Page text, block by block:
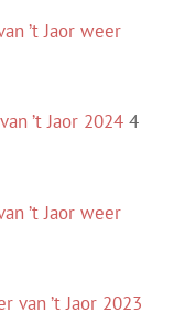
’t Jaor weer
’t Jaor 2024 4
’t Jaor weer
van ’t Jaor 2023